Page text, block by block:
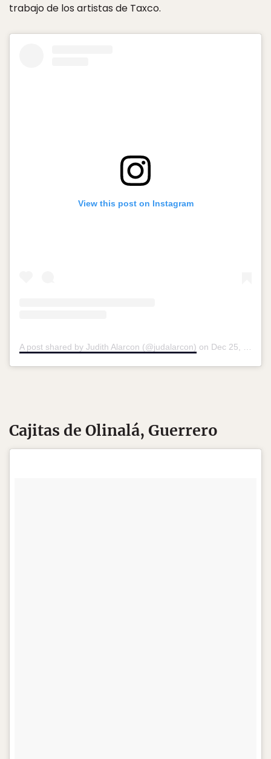
trabajo de los artistas de Taxco.
View this post on Instagram
A post shared by Judith Alarcon (@judalarcon) on Dec 25, 2017 at 12:46pm PST
Cajitas de Olinalá, Guerrero